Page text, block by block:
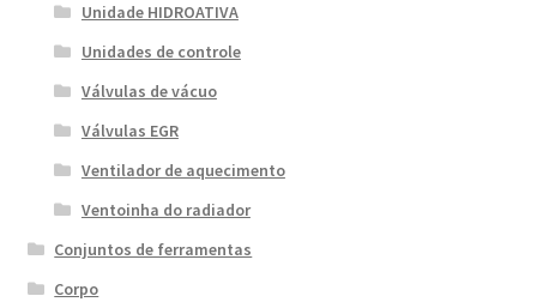
Unidade HIDROATIVA
Unidades de controle
Válvulas de vácuo
Válvulas EGR
Ventilador de aquecimento
Ventoinha do radiador
Conjuntos de ferramentas
Corpo